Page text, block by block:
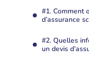
#1. Comment
d’assurance
#2. Quelles
un devis